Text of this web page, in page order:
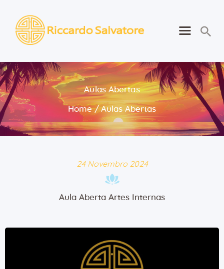
Aulas Abertas
Home Aulas Abertas
Português
Home
Aprender
Contactos
24 Novembro 2024
Aula Aberta Artes Internas